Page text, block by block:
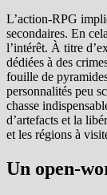
L’action-RPG
secondaires. En
l’intérêt. À titre
dédiées à des
fouille de
personnalités peu
chasse
d’artefacts et la
et les régions à
Un open-